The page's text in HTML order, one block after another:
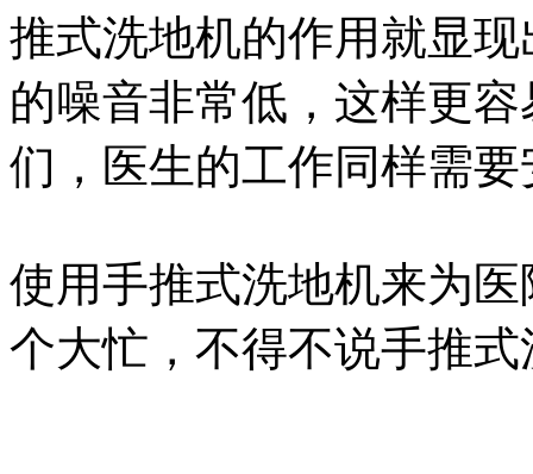
推式洗地机的作用就显
的噪音非常低，这样更
们，医生的工作同样需
使用手推式洗地机来为
个大忙，不得不说手推